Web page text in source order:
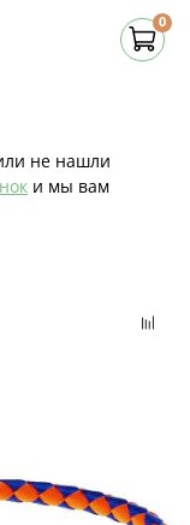
0
не нашли
и мы вам